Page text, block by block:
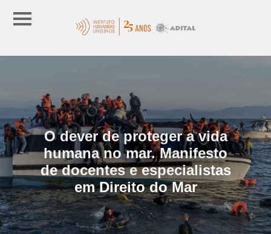
O dever de proteger a vida
humana no mar. Manifesto
de docentes e especialistas
em Direito do Mar